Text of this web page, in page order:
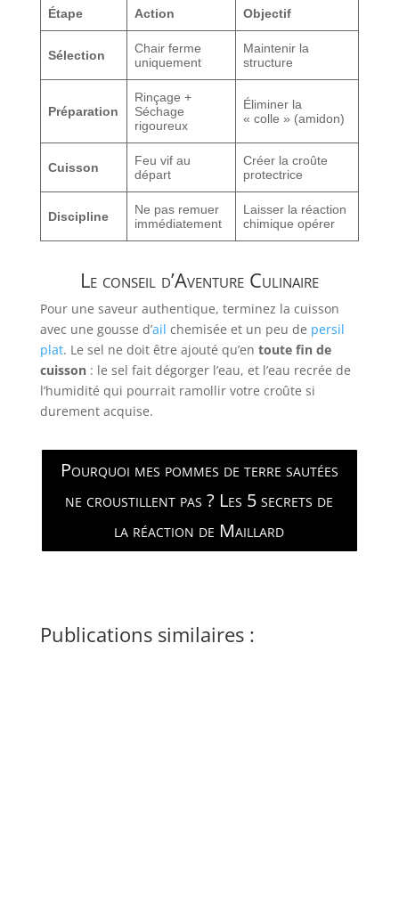
Étape Action Objectif
Sélection
Chair ferme
uniquement
Maintenir la
structure
Préparation
Rinçage +
Séchage
rigoureux
Éliminer la
« colle » (amidon)
Cuisson
Feu vif au
départ
Créer la croûte
protectrice
Discipline
Ne pas remuer
immédiatement
Laisser la réaction
chimique opérer
Le conseil d’Aventure Culinaire
Pour une saveur authentique, terminez la cuisson
avec une gousse d’ail chemisée et un peu de persil
plat. Le sel ne doit être ajouté qu’en toute fin de
cuisson: le sel fait dégorger l’eau, et l’eau recrée de
l’humidité qui pourrait ramollir votre croûte si
durement acquise.
Pourquoi mes pommes de terre sautées
ne croustillent pas ? Les 5 secrets de
la réaction de Maillard
Publications similaires :